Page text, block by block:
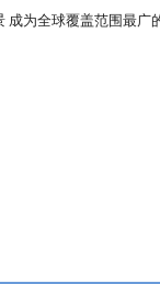
成为全球覆盖范围最广